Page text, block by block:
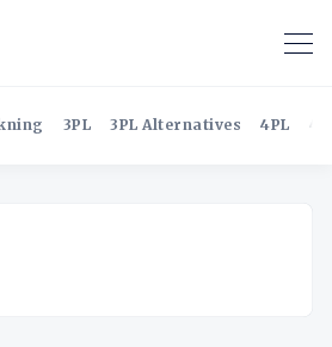
3PL 3PL Alternatives 4PL